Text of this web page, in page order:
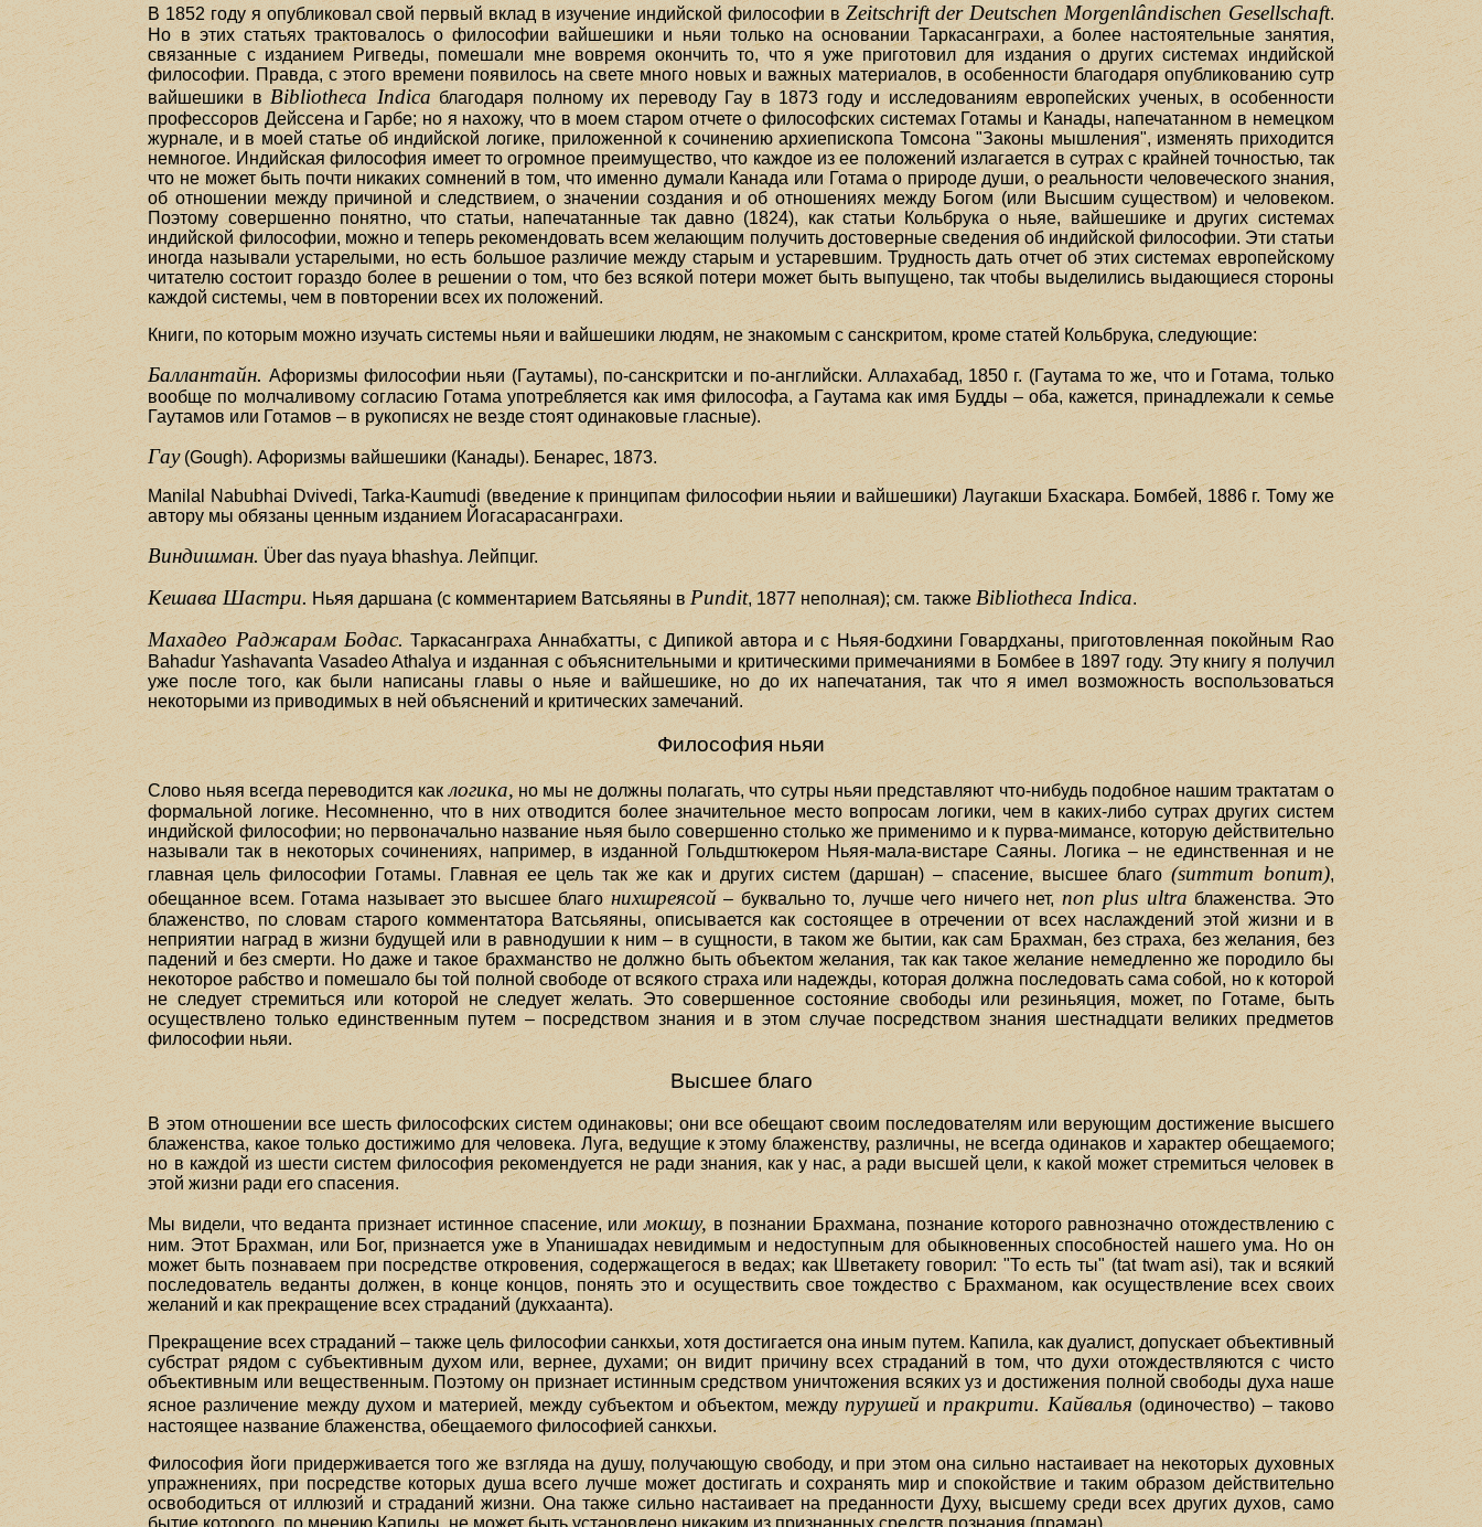
В 1852 году я опубликовал свой первый вклад в изучение индийской философии вZeitschrift der Deutschen Morgenlândischen Gesellschaft.
Но в этих статьях трактовалось о философии вайшешики и ньяи только на основании Таркасанграхи, а более настоятельные занятия,
связанные с изданием Ригведы, помешали мне вовремя окончить то, что я уже приготовил для издания о других системах индийской
философии. Правда, с этого времени появилось на свете много новых и важных материалов, в особенности благодаря опубликованию сутр
вайшешики вBibliotheca Indica благодаря полному их переводу Гау в 1873 году и исследованиям европейских ученых, в особенности
профессоров Дейссена и Гарбе; но я нахожу, что в моем старом отчете о философских системах Готамы и Канады, напечатанном в немецком
журнале, и в моей статье об индийской логике, приложенной к сочинению архиепископа Томсона "Законы мышления", изменять приходится
немногое. Индийская философия имеет то огромное преимущество, что каждое из ее положений излагается в сутрах с крайней точностью, так
что не может быть почти никаких сомнений в том, что именно думали Канада или Готама о природе души, о реальности человеческого знания,
об отношении между причиной и следствием, о значении создания и об отношениях между Богом (или Высшим существом) и человеком.
Поэтому совершенно понятно, что статьи, напечатанные так давно (1824), как статьи Кольбрука о ньяе, вайшешике и других системах
индийской философии, можно и теперь рекомендовать всем желающим получить достоверные сведения об индийской философии. Эти статьи
иногда называли устарелыми, но есть большое различие между старым и устаревшим. Трудность дать отчет об этих системах европейскому
читателю состоит гораздо более в решении о том, что без всякой потери может быть выпущено, так чтобы выделились выдающиеся стороны
каждой системы, чем в повторении всех их положений.
Книги, по которым можно изучать системы ньяи и вайшешики людям, не знакомым с санскритом, кроме статей Кольбрука, следующие:
Баллантайн. Афоризмы философии ньяи (Гаутамы), по-санскритски и по-английски. Аллахабад, 1850 г. (Гаутама то же, что и Готама, только
вообще по молчаливому согласию Готама употребляется как имя философа, а Гаутама как имя Будды – оба, кажется, принадлежали к семье
Гаутамов или Готамов – в рукописях не везде стоят одинаковые гласные).
Гау(Gough). Афоризмы вайшешики (Канады). Бенарес, 1873.
Manilal Nabubhai Dvivedi, Tarka-Kaumudi (введение к принципам философии ньяии и вайшешики) Лаугакши Бхаскара. Бомбей, 1886 г. Тому же
автору мы обязаны ценным изданием Йогасарасанграхи.
Виндишман. Über das nyaya bhashya. Лейпциг.
Кешава Шастри. Ньяя даршана (с комментарием Ватсьяяны вPundit, 1877 неполная); см. также Bibliotheca Indica.
Махадео Раджарам Бодас. Таркасанграха Аннабхатты, с Дипикой автора и с Ньяя-бодхини Говардханы, приготовленная покойным Rao
Bahadur Yashavanta Vasadeo Athalya и изданная с объяснительными и критическими примечаниями в Бомбее в 1897 году. Эту книгу я получил
уже после того, как были написаны главы о ньяе и вайшешике, но до их напечатания, так что я имел возможность воспользоваться
некоторыми из приводимых в ней объяснений и критических замечаний.
Философия ньяи
Слово ньяя всегда переводится каклогика,но мы не должны полагать, что сутры ньяи представляют что-нибудь подобное нашим трактатам о
формальной логике. Несомненно, что в них отводится более значительное место вопросам логики, чем в каких-либо сутрах других систем
индийской философии; но первоначально название ньяя было совершенно столько же применимо и к пурва-мимансе, которую действительно
называли так в некоторых сочинениях, например, в изданной Гольдштюкером Ньяя-мала-вистаре Саяны. Логика – не единственная и не
главная цель философии Готамы. Главная ее цель так же как и других систем (даршан) – спасение, высшее благо(summum bonum),
обещанное всем. Готама называет это высшее благонихшреясой– буквально то, лучше чего ничего нет, non plus ultra блаженства. Это
блаженство, по словам старого комментатора Ватсьяяны, описывается как состоящее в отречении от всех наслаждений этой жизни и в
неприятии наград в жизни будущей или в равнодушии к ним – в сущности, в таком же бытии, как сам Брахман, без страха, без желания, без
падений и без смерти. Но даже и такое брахманство не должно быть объектом желания, так как такое желание немедленно же породило бы
некоторое рабство и помешало бы той полной свободе от всякого страха или надежды, которая должна последовать сама собой, но к которой
не следует стремиться или которой не следует желать. Это совершенное состояние свободы или резиньяция, может, по Готаме, быть
осуществлено только единственным путем – посредством знания и в этом случае посредством знания шестнадцати великих предметов
философии ньяи.
Высшее благо
В этом отношении все шесть философских систем одинаковы; они все обещают своим последователям или верующим достижение высшего
блаженства, какое только достижимо для человека. Луга, ведущие к этому блаженству, различны, не всегда одинаков и характер обещаемого;
но в каждой из шести систем философия рекомендуется не ради знания, как у нас, а ради высшей цели, к какой может стремиться человек в
этой жизни ради его спасения.
Мы видели, что веданта признает истинное спасение, илимокшу, в познании Брахмана, познание которого равнозначно отождествлению с
ним. Этот Брахман, или Бог, признается уже в Упанишадах невидимым и недоступным для обыкновенных способностей нашего ума. Но он
может быть познаваем при посредстве откровения, содержащегося в ведах; как Шветакету говорил: "То есть ты" (tat twam asi), так и всякий
последователь веданты должен, в конце концов, понять это и осуществить свое тождество с Брахманом, как осуществление всех своих
желаний и как прекращение всех страданий (дукхаанта).
Прекращение всех страданий – также цель философии санкхьи, хотя достигается она иным путем. Капила, как дуалист, допускает объективный
субстрат рядом с субъективным духом или, вернее, духами; он видит причину всех страданий в том, что духи отождествляются с чисто
объективным или вещественным. Поэтому он признает истинным средством уничтожения всяких уз и достижения полной свободы духа наше
ясное различение между духом и материей, между субъектом и объектом, между пурушей ипракрити. Кайвалья (одиночество) – таково
настоящее название блаженства, обещаемого философией санкхьи.
Философия йоги придерживается того же взгляда на душу, получающую свободу, и при этом она сильно настаивает на некоторых духовных
упражнениях, при посредстве которых душа всего лучше может достигать и сохранять мир и спокойствие и таким образом действительно
освободиться от иллюзий и страданий жизни. Она также сильно настаивает на преданности Духу, высшему среди всех других духов, само
бытие которого, по мнению Капилы, не может быть установлено никаким из признанных средств познания (праман).